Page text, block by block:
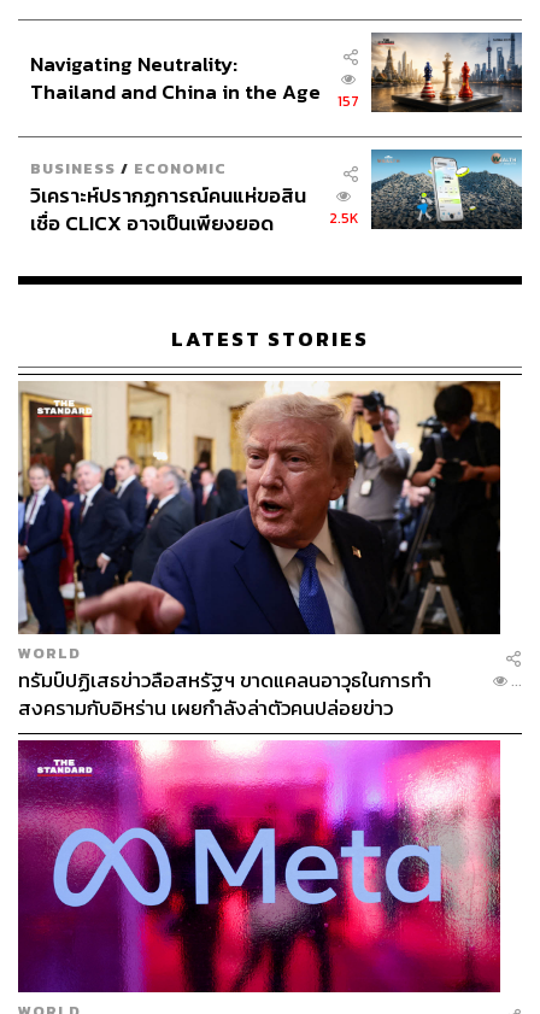
Navigating Neutrality:
Thailand and China in the Age
157
BUSINESS / ECONOMIC
วิเคราะห์ปรากฏการณ์คนแห่ขอสิน
เชื่อ CLICX อาจเป็นเพียงยอด
เรือนไทยที่ถูกซุกไว้
2.5K
LATEST STORIES
WORLD
ทรัมป์ปฏิเสธข่าวลือสหรัฐฯ ขาดแคลนอาวุธในการทำ
สงครามกับอิหร่าน เผยกำลังล่าตัวคนปล่อยข่าว
...